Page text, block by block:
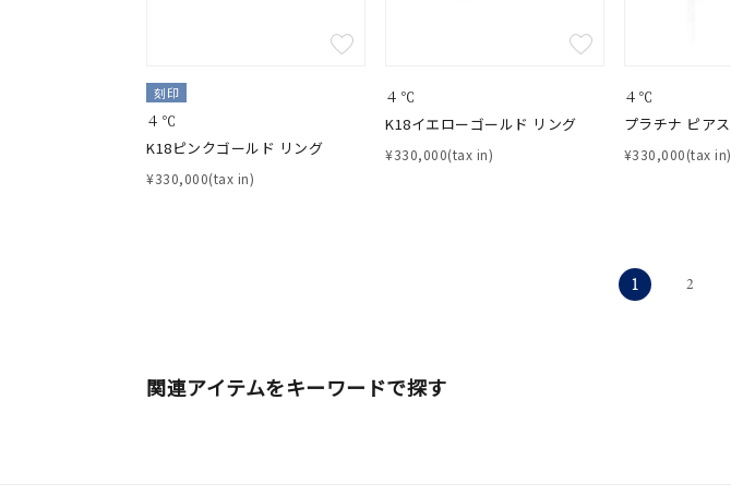
刻印
４℃
K18ピンクゴールド リング
¥330,000(tax in)
４℃
K18イエローゴールド リング
¥330,000(tax in)
４℃
プラチナ ピアス
¥330,000(tax in)
1 2
関連アイテムをキーワードで探す